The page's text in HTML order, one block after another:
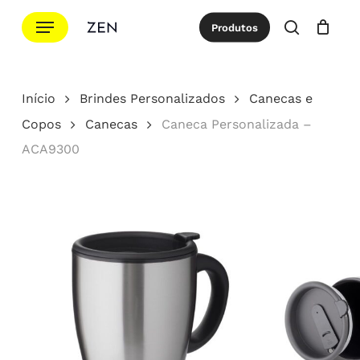
para
principal
Menu Produtos
procurar
Cotação Close
Início Brindes Personalizados
Canecas e
Copos
Canecas
Caneca Personalizada –
ACA9300